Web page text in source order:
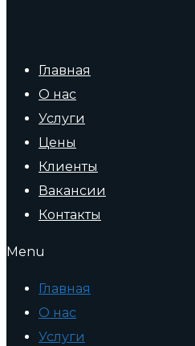
Главная
О нас
Услуги
Цены
Клиенты
Вакансии
Контакты
Menu
Главная
О нас
Услуги